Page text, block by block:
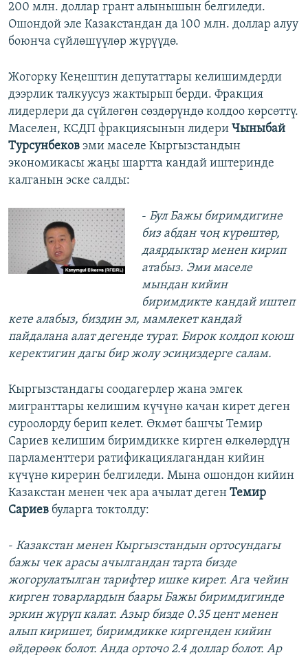
200 млн. доллар грант алынышын белгиледи.
Ошондой эле Казакстандан да 100 млн. доллар алуу
боюнча сүйлөшүүлөр жүрүүдө.
Жогорку Кеңештин депутаттары келишимдерди
дээрлик талкуусуз жактырып берди. Фракция
лидерлери да сүйлөгөн сөздөрүндө колдоо көрсөттү.
Маселен, КСДП фракциясынын лидери Чыныбай
Турсунбеков эми маселе Кыргызстандын
экономикасы жаңы шартта кандай иштеринде
калганын эске салды:
- Бул Бажы биримдигине
биз абдан чоң күрөштөр,
даярдыктар менен кирип
атабыз. Эми маселе
мындан кийин
биримдикте кандай иштеп
кете алабыз, биздин эл, мамлекет кандай
пайдалана алат дегенде турат. Бирок колдоп коюш
керектигин дагы бир жолу эсиңиздерге салам.
Кыргызстандагы соодагерлер жана эмгек
мигранттары келишим күчүнө качан кирет деген
суроолорду берип келет. Өкмөт башчы Темир
Сариев келишим биримдикке кирген өлкөлөрдүн
парламенттери ратификациялагандан кийин
күчүнө кирерин белгиледи. Мына ошондон кийин
Казакстан менен чек ара ачылат деген Темир
Сариев буларга токтолду:
- Казакстан менен Кыргызстандын ортосундагы
бажы чек арасы ачылгандан тарта бизде
жогорулатылган тарифтер ишке кирет. Ага чейин
кирген товарлардын баары Бажы биримдигинде
эркин жүрүп калат. Азыр бизде 0.35 цент менен
алып киришет, биримдикке киргенден кийин
өйдөрөөк болот. Анда орточо 2.4 доллар болот. Ар